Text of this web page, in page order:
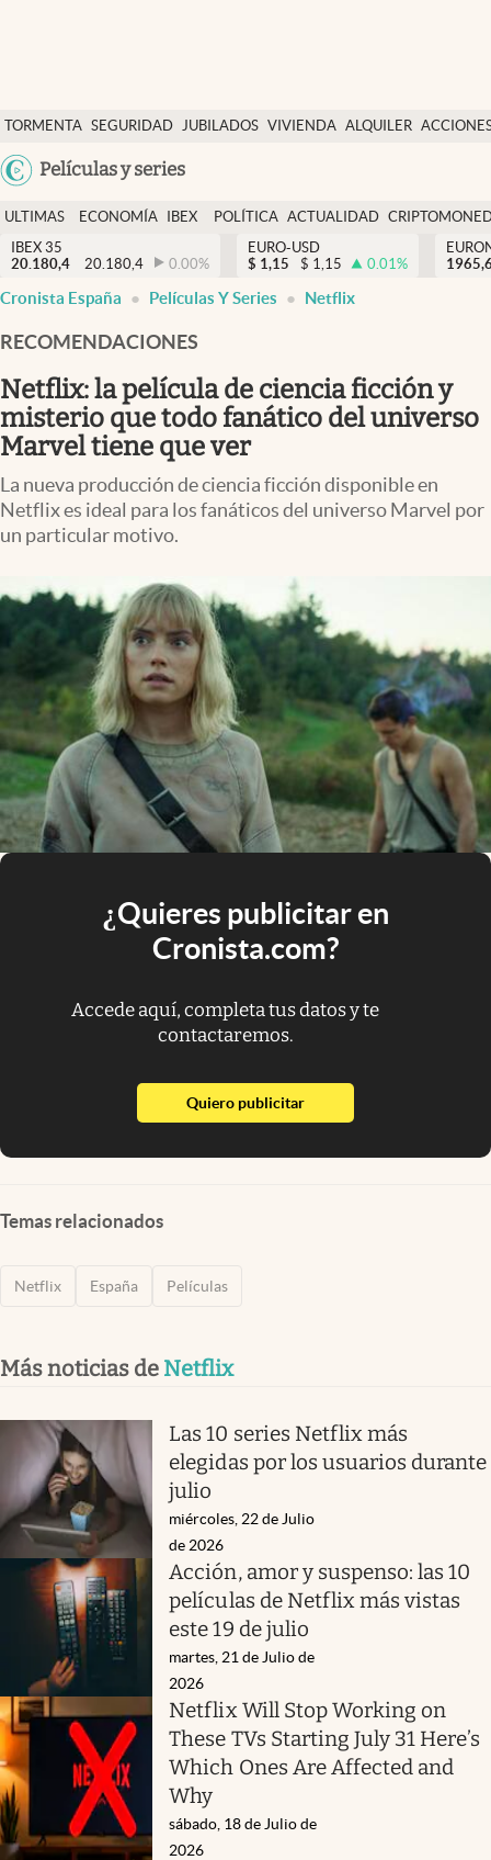
TORMENTA SEGURIDAD JUBILADOS VIVIENDA ALQUILER
USA
Películas y series
Economía y finanzas
Política
Actualidad
Criptomonedas
España
ULTIMAS
NOTICIAS
ECONOMÍA
FINANZAS
IBEX
EURO
POLÍTICA ACTUALIDAD
IBEX 35
20.180,4
20.180,4 0.00%
EURO-USD
$ 1,15 $ 1,15 0.01%
Cronista España Películas Y Series Netflix
RECOMENDACIONES
Netflix: la película de ciencia ficción y
misterio que todo fanático del universo
Marvel tiene que ver
La nueva producción de ciencia ficción disponible en
Netflix es ideal para los fanáticos del universo Marvel por
un particular motivo.
¿Quieres publicitar en
Cronista.com?
Accede aquí, completa tus datos y te
contactaremos.
Quiero publicitarabre en nueva pestaña
Temas relacionados
Netflix España Películas
Más noticias de Netflix
Las 10 series Netflix más
elegidas por los usuarios durante
julio
miércoles, 22 de Julio
de 2026
Acción, amor y suspenso: las 10
películas de Netflix más vistas
este 19 de julio
martes, 21 de Julio de
2026
Netflix Will Stop Working on
These TVs Starting July 31 Here’s
Which Ones Are Affected and
Why
sábado, 18 de Julio de
2026